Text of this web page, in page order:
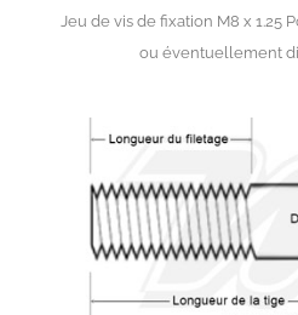
Jeu de vis de fixation M8 x 1.25
ou éventuellement